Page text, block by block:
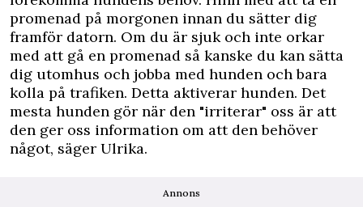
promenad på morgonen innan du sätter dig
framför datorn. Om du är sjuk och inte orkar
med att gå en promenad så kanske du kan sätta
dig utomhus och jobba med hunden och bara
kolla på trafiken. Detta aktiverar hunden. Det
mesta hunden gör när den "irriterar" oss är att
den ger oss information om att den behöver
något, säger Ulrika.
Annons